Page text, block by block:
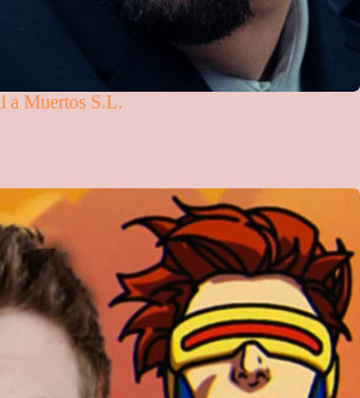
a Muertos S.L.